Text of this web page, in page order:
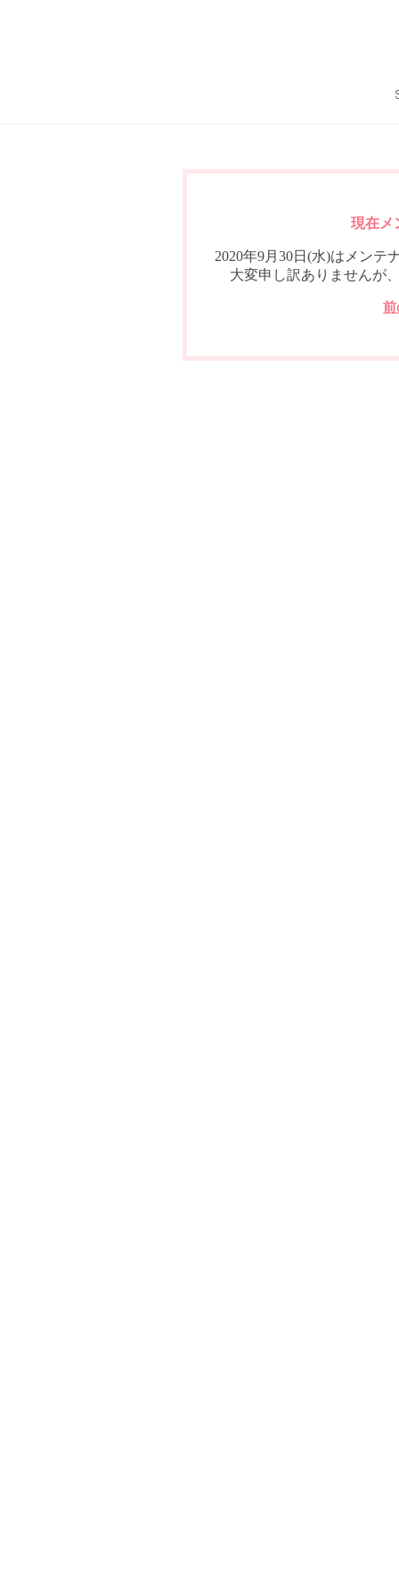
現在メ
2020年9月30日(水)はメンテ
大変申し訳ありませんが
前